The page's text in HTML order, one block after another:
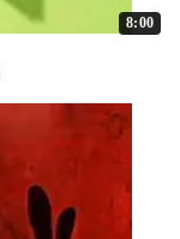
8:00